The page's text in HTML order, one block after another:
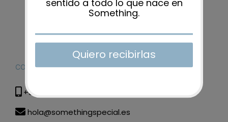
CONTACTO
+34 615 285 608
hola@somethingspecial.es